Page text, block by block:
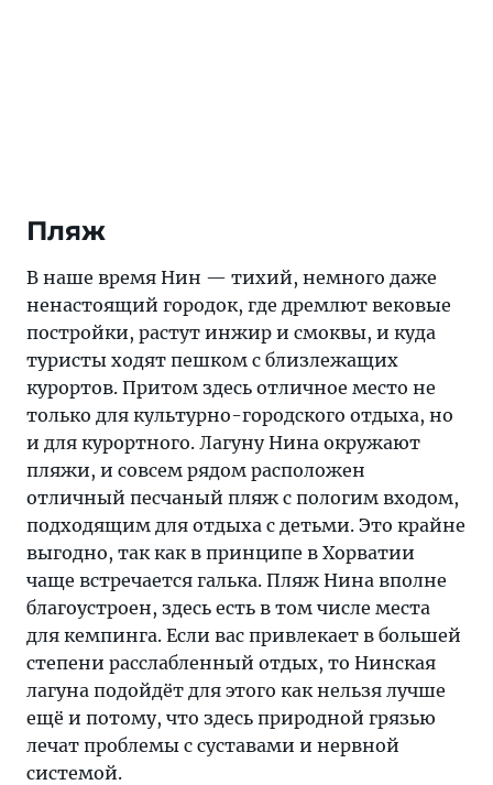
Пляж
В наше время Нин — тихий, немного даже
ненастоящий городок, где дремлют вековые
постройки, растут инжир и смоквы, и куда
туристы ходят пешком с близлежащих
курортов. Притом здесь отличное место не
только для культурно-городского отдыха, но
и для курортного. Лагуну Нина окружают
пляжи, и совсем рядом расположен
отличный песчаный пляж с пологим входом,
подходящим для отдыха с детьми. Это крайне
выгодно, так как в принципе в Хорватии
чаще встречается галька. Пляж Нина вполне
благоустроен, здесь есть в том числе места
для кемпинга. Если вас привлекает в большей
степени расслабленный отдых, то Нинская
лагуна подойдёт для этого как нельзя лучше
ещё и потому, что здесь природной грязью
лечат проблемы с суставами и нервной
системой.